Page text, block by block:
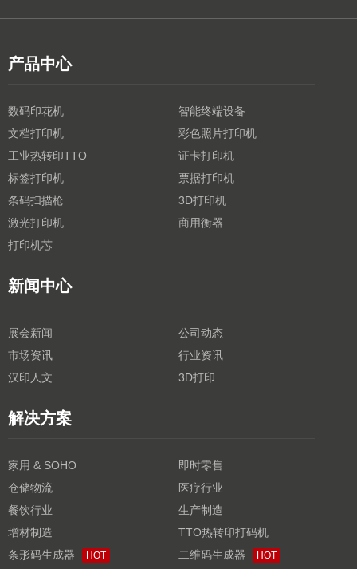
产品中心
数码印花机
智能终端设备
文档打印机
彩色照片打印机
工业热转印TTO
证卡打印机
标签打印机
票据打印机
条码扫描枪
3D打印机
激光打印机
商用衡器
打印机芯
新闻中心
展会新闻
公司动态
市场资讯
行业资讯
汉印人文
3D打印
解决方案
家用 & SOHO
即时零售
仓储物流
医疗行业
餐饮行业
生产制造
增材制造
TTO热转印打码机
条形码生成器
HOT 二维码生成器 HOT